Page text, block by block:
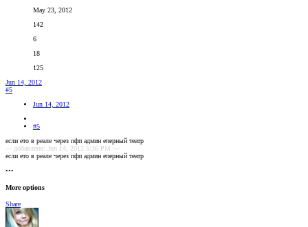
May 23, 2012
142
6
18
125
Jun 14, 2012
#5
Jun 14, 2012
#5
если ето в реале через пфп админ еперный театр
--- добавлено: Jun 14, 2012 5:36 PM ---
если ето в реале через пфп админ еперный театр
•••
More options
Share